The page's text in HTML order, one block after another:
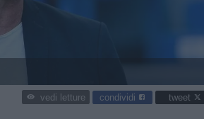
vedi letture condividi tweet